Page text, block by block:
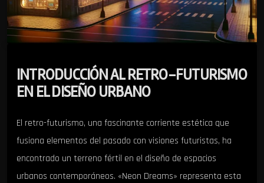
INTRODUCCIÓN AL RETRO-FUTURISMO
EN EL DISEÑO URBANO
El retro-futurismo, una fascinante corriente estética que
fusiona elementos del pasado con visiones futuristas, ha
encontrado un terreno fértil en el diseño de espacios
urbanos contemporáneos. «Neon Dreams» representa esta